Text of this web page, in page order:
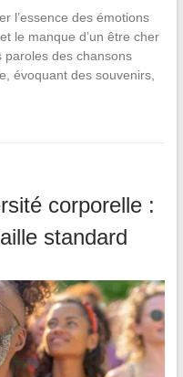
l’essence des émotions
le manque d’un être cher
paroles des chansons
évoquant des souvenirs,
corporelle :
standard